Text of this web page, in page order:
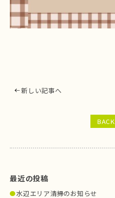
新しい記事へ
BACK
最近の投稿
水辺エリア清掃のお知らせ